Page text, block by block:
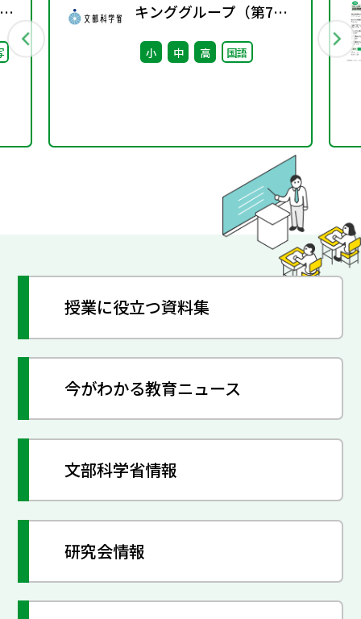
キンググループ（第7
回） 配付資料
小 中 高 国語
授業に役立つ資料集
今がわかる教育ニュース
文部科学省情報
研究会情報